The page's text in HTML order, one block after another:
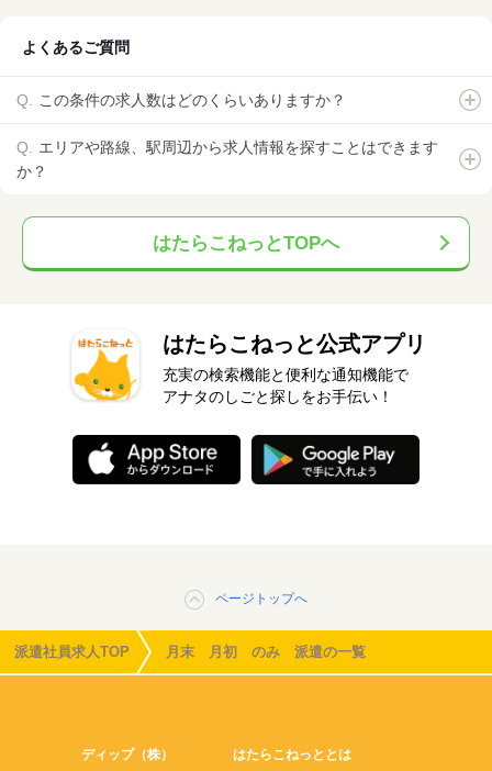
よくあるご質問
この条件の求人数はどのくらいありますか？
エリアや路線、駅周辺から求人情報を探すことはできます
か？
はたらこねっとTOPへ
はたらこねっと公式アプリ
充実の検索機能と便利な通知機能で
アナタのしごと探しをお手伝い！
ページトップへ
派遣社員求人TOP 月末 月初 のみ 派遣の一覧
ディップ（株） はたらこねっととは